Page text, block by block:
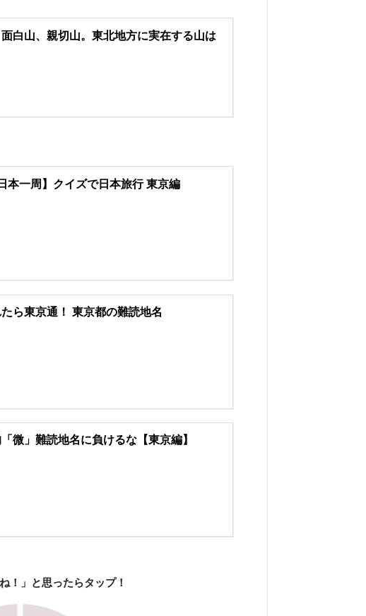
白山、親切山。東北地方に実在する山は
本一周】クイズで日本旅行 東京編
ら東京通！ 東京都の難読地名
微」難読地名に負けるな【東京編】
！」と思ったらタップ！